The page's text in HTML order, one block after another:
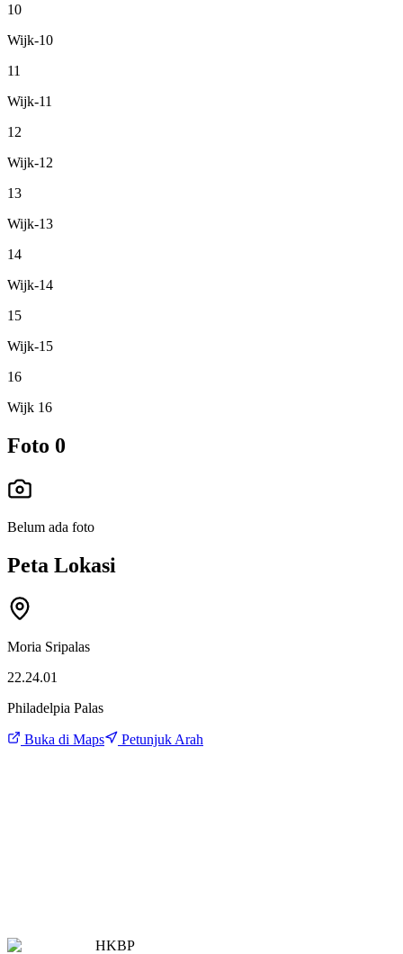
10
Wijk-10
11
Wijk-11
12
Wijk-12
13
Wijk-13
14
Wijk-14
15
Wijk-15
16
Wijk 16
Foto 0
Belum ada foto
Peta Lokasi
Moria Sripalas
22.24.01
Philadelpia Palas
Buka di Maps Petunjuk Arah
HKBP